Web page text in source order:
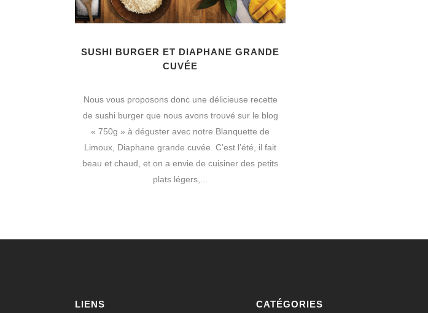
SUSHI BURGER ET DIAPHANE GRANDE
CUVÉE
Nous vous proposons donc une délicieuse recette
de sushi burger que nous avons trouvé sur le blog
« 750g » à déguster avec notre Blanquette de
Limoux, Diaphane grande cuvée. C’est l’été, il fait
beau et chaud, et on a envie de cuisiner des petits
plats légers,...
LIENS CATÉGORIES